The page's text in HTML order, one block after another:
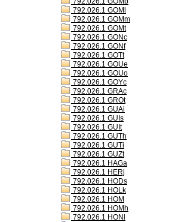
792.026.1 GOMl
792.026.1 GOMm
792.026.1 GOMt
792.026.1 GONc
792.026.1 GONf
792.026.1 GOTt
792.026.1 GOUe
792.026.1 GOUo
792.026.1 GOYc
792.026.1 GRAc
792.026.1 GROt
792.026.1 GUAi
792.026.1 GUIs
792.026.1 GUIt
792.026.1 GUTh
792.026.1 GUTi
792.026.1 GUZt
792.026.1 HAGa
792.026.1 HERj
792.026.1 HODs
792.026.1 HOLk
792.026.1 HOM
792.026.1 HOMh
792.026.1 HONl